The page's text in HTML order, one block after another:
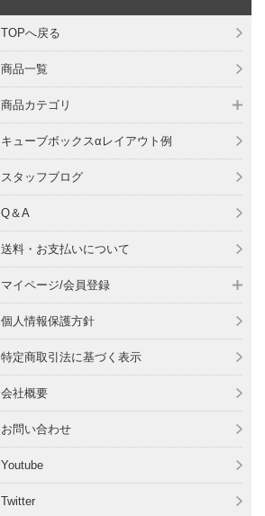
TOPへ戻る
商品一覧
商品カテゴリ
キューブボックスαレイアウト例
スタッフブログ
Q＆A
送料・お支払いについて
マイページ/会員登録
個人情報保護方針
特定商取引法に基づく表示
会社概要
お問い合わせ
Youtube
Twitter